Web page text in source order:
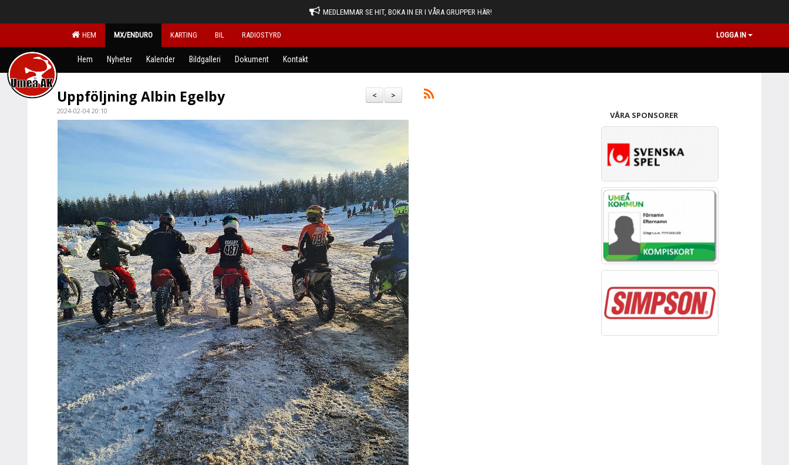
MEDLEMMAR SE HIT, BOKA IN ER I VÅRA GRUPPER HÄR!
HEM MX/ENDURO KARTING BIL RADIOSTYRD LOGGA IN
Hem Nyheter Kalender Bildgalleri Dokument Kontakt
>
<
Uppföljning Albin Egelby
2024-02-04 20:10 VÅRA SPONSORER